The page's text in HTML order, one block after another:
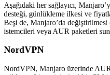
Aşağıdaki her sağlayıcı,
desteği, günlükleme ilkesi ve
Beşi de, Manjaro’da
istemcileri veya AUR paketleri
NordVPN
NordVPN, Manjaro üzerinde AUR